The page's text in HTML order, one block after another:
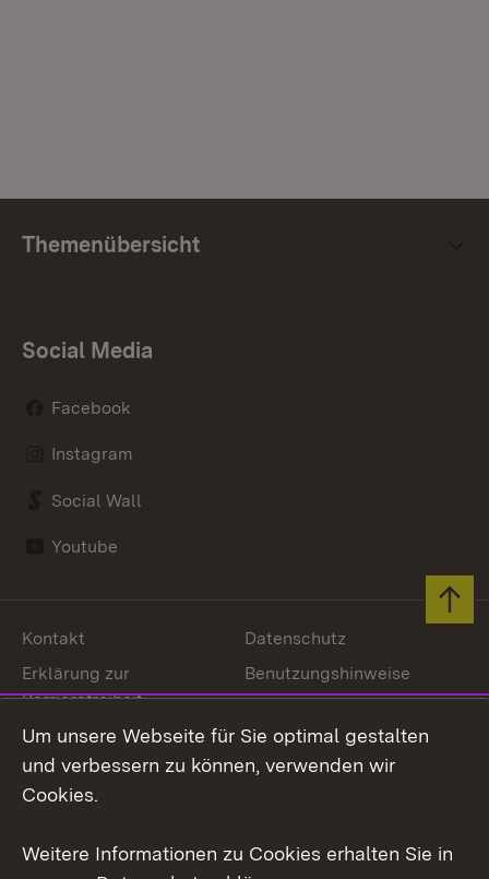
Themenübersicht
Social Media
Facebook
Instagram
Social Wall
Youtube
Link zum Landesportal
Kontakt
Datenschutz
Erklärung zur
Barrierefreiheit
Benutzungshinweise
Impressum Cookies
Um unsere Webseite für Sie optimal gestalten
und verbessern zu können, verwenden wir
Cookies.
Weitere Informationen zu Cookies erhalten Sie in